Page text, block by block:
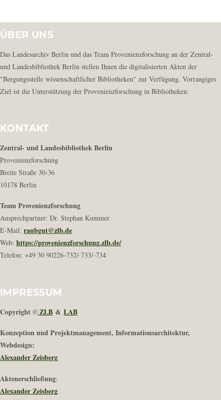
ÜBER UNS
Das Landesarchiv Berlin und das Team Provenienzforschung an der Zentral-
und Landesbibliothek Berlin stellen Ihnen die digitalisierten Akten der
"Bergungsstelle wissenschaftlicher Bibliotheken" zur Verfügung. Vorrangiges
Ziel ist die Unterstützung der Provenienzforschung in Bibliotheken.
KONTAKT
Zentral- und Landesbibliothek Berlin
Provenienzforschung
Breite Straße 30-36
10178 Berlin
Team Provenienzforschung
Ansprechpartner: Dr. Stephan Kummer
E-Mail: raubgut@zlb.de
Web: https://provenienzforschung.zlb.de/
Telefon: +49 30 90226-732/-733/-734
IMPRESSUM
Copyright ©ZLB & LAB
Konzeption und Projektmanagement, Informationsarchitektur,
Webdesign:
Alexander Zeisberg
Aktenerschließung:
Alexander Zeisberg